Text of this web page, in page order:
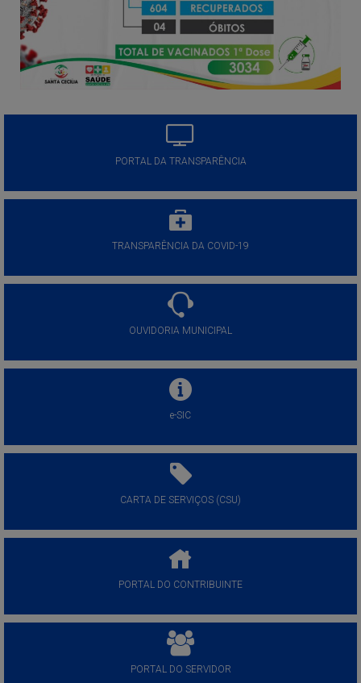
PORTAL DA TRANSPARÊNCIA
TRANSPARÊNCIA DA COVID-19
OUVIDORIA MUNICIPAL
e-SIC
CARTA DE SERVIÇOS (CSU)
PORTAL DO CONTRIBUINTE
PORTAL DO SERVIDOR